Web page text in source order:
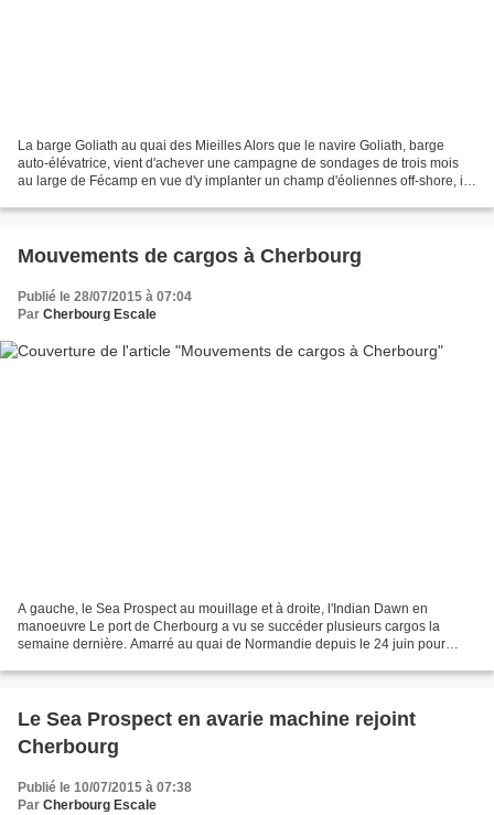
La barge Goliath au quai des Mieilles Alors que le navire Goliath, barge
auto-élévatrice, vient d'achever une campagne de sondages de trois mois
au large de Fécamp en vue d'y implanter un champ d'éoliennes off-shore, il
Mouvements de cargos à Cherbourg
Publié le 28/07/2015 à 07:04
Par Cherbourg Escale
A gauche, le Sea Prospect au mouillage et à droite, l'Indian Dawn en
manoeuvre Le port de Cherbourg a vu se succéder plusieurs cargos la
semaine dernière. Amarré au quai de Normandie depuis le 24 juin pour
Le Sea Prospect en avarie machine rejoint
Cherbourg
Publié le 10/07/2015 à 07:38
Par Cherbourg Escale